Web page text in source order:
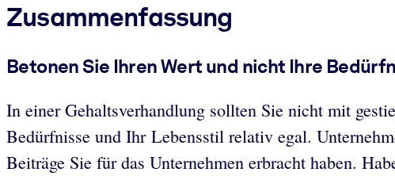
Zusammenfassung
Betonen Sie Ihren Wert und nicht Ihre
In einer Gehaltsverhandlung sollten Sie nicht mit
Bedürfnisse und Ihr Lebensstil relativ egal.
Beiträge Sie für das Unternehmen erbracht haben.